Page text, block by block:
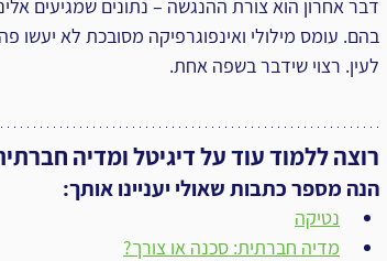
בהם. עומס מילולי ואינפוגרפיקה מסובכת לא יעשו
לעין. רצוי שידבר בשפה אחת.
רוצה ללמוד עוד על דיגיטל ומדיה
הנה מספר כתבות שאולי יעניינו אותך:
נטיקה
מדיה חברתית: סכנה או צורך?